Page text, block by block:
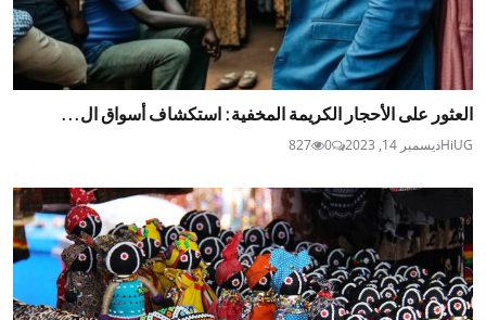
العثور على الأحجار الكريمة المخفية: استكشاف أسواق ال...
HiUGديسمبر 14, 2023 0
827